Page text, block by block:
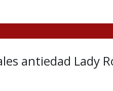
antiedad Lady